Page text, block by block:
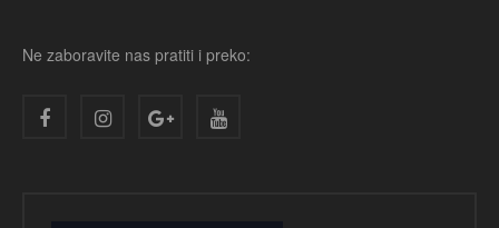
Ne zaboravite nas pratiti i preko: